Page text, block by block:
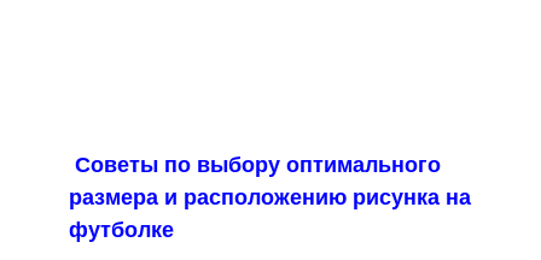
Советы по выбору оптимального
размера и расположению рисунка на
футболке